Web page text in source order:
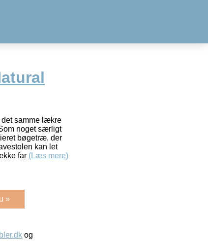
det samme lækre
noget særligt
bøgetræ, der
kan let
far (Læs mere)
»
og